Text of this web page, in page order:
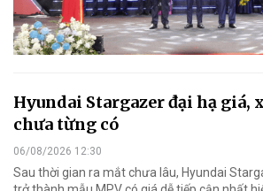
Hyundai Stargazer đại hạ giá,
chưa từng có
06/08/2026 12:30
Sau thời gian ra mắt chưa lâu, Hyundai